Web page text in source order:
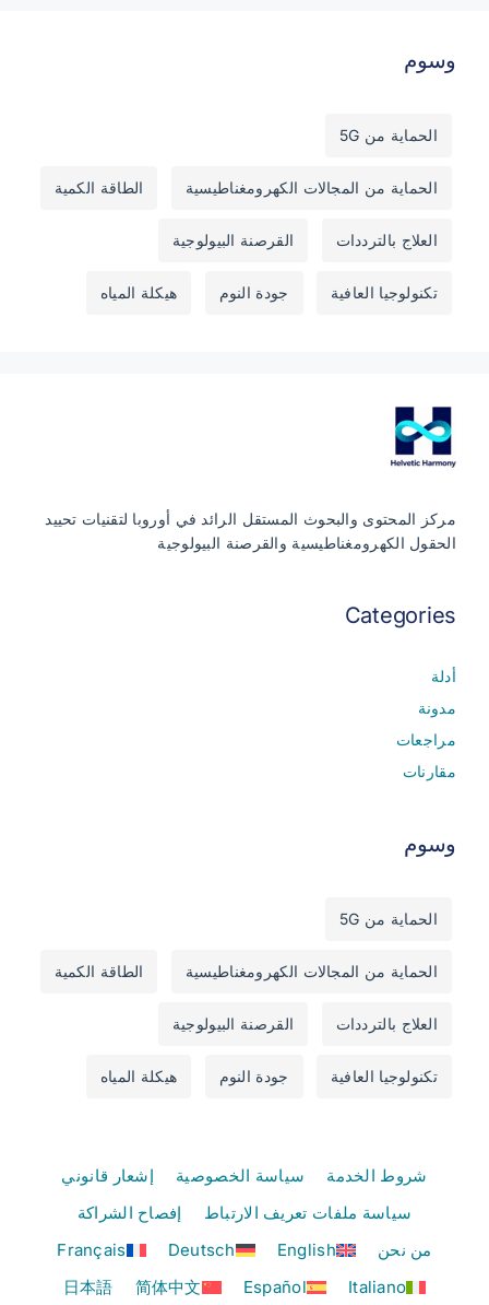
وسوم
الحماية من 5G
الحماية من المجالات الكهرومغناطيسية الطاقة الكمية
العلاج بالترددات القرصنة البيولوجية
تكنولوجيا العافية جودة النوم هيكلة المياه
مركز المحتوى والبحوث المستقل الرائد في أوروبا لتقنيات تحييد
الحقول الكهرومغناطيسية والقرصنة البيولوجية
Categories
أدلة
مدونة
مراجعات
مقارنات
وسوم
الحماية من 5G
الحماية من المجالات الكهرومغناطيسية الطاقة الكمية
العلاج بالترددات القرصنة البيولوجية
تكنولوجيا العافية جودة النوم هيكلة المياه
شروط الخدمة سياسة الخصوصية
إشعار قانوني
سياسة ملفات تعريف الارتباط
إفصاح الشراكة
من نحن
English
Deutsch
Français
Italiano
Español
简体中文
日本語